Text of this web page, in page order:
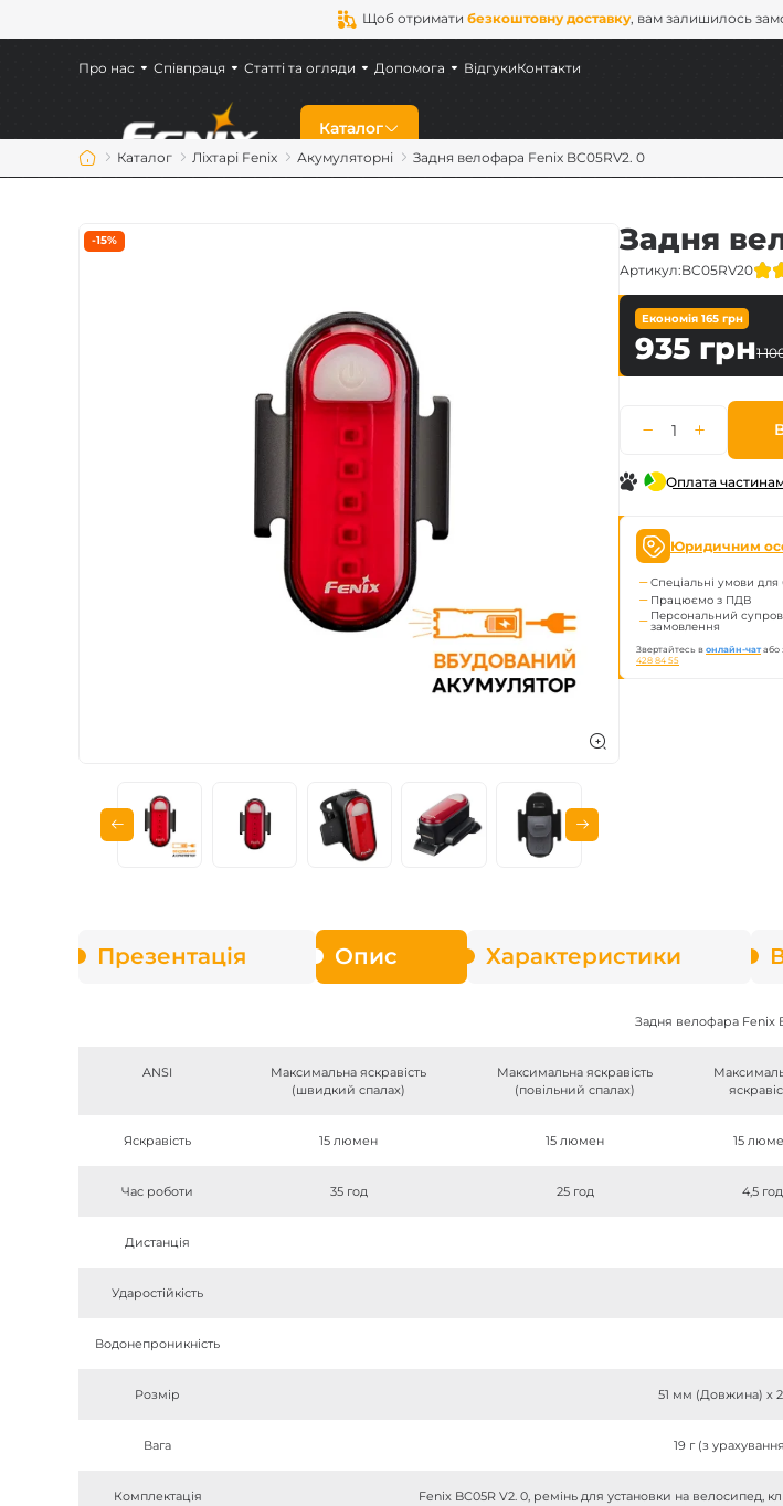
Щоб отриматибезкоштовну доставку, вам залишилось
Каталог
Ліхтарі Fenix
Ліхтарі для військових
Акумулятори Fenix
Зарядні пристрої Fenix
Аксесуари для ліхтарів
Про нас Співпраця Статті та огляди Допомога ВідгукиКонтакти
Каталог Ліхтарі Fenix Акумуляторні Задня велофара Fenix BC05RV2. 0
-15% Задня
Артикул:BC05RV20
Економія 165грн
1
935 грн
Оплата
Юридичним
Спеціальні умови для
Працюємо з ПДВ
Персональний
замовлення
Звертайтесь вонлайн-чат або
428 84 55
Презентація Опис Характеристики
Задня велофара Fenix
ANSI
Максимальна яскравість
(швидкий спалах)
Максимальна яскравість
(повільний спалах)
Яскравість 15 люмен 15 люмен 15
Час роботи 35 год 25 год 4,5 год
Дистанція
Ударостійкість
Водонепроникність
Розмір 51 мм (Довжина) х
Вага 19 г (з
Комплектація Fenix BC05R V2. 0, ремінь для установки на велосипед,